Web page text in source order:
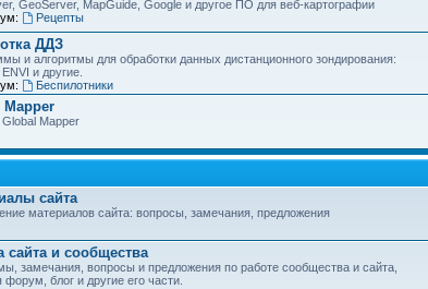
GeoServer, MapGuide, Google и другое ПО для веб-картографии
Рецепты
ДДЗ
и алгоритмы для обработки данных дистанционного зондирования:
и другие.
Беспилотники
Mapper
сайта
материалов сайта: вопросы, замечания, предложения
сайта и сообщества
замечания, вопросы и предложения по работе сообщества и сайта,
форум, блог и другие его части.